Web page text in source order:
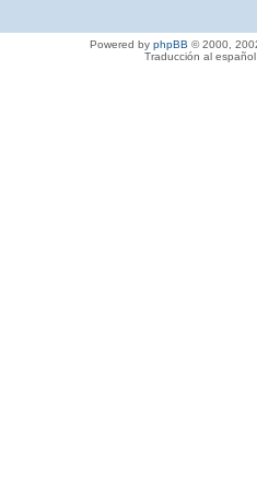
Powered by phpBB © 2000,
Traducción al